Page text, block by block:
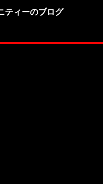
ティーのブログ